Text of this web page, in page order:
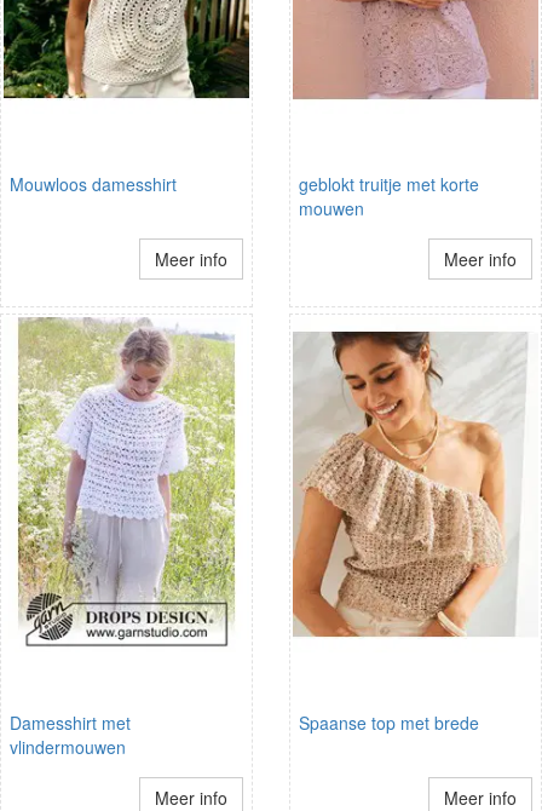
Mouwloos damesshirt
Meer info
geblokt truitje met korte
mouwen
Meer info
Damesshirt met
vlindermouwen
Meer info
Spaanse top met brede
Meer info